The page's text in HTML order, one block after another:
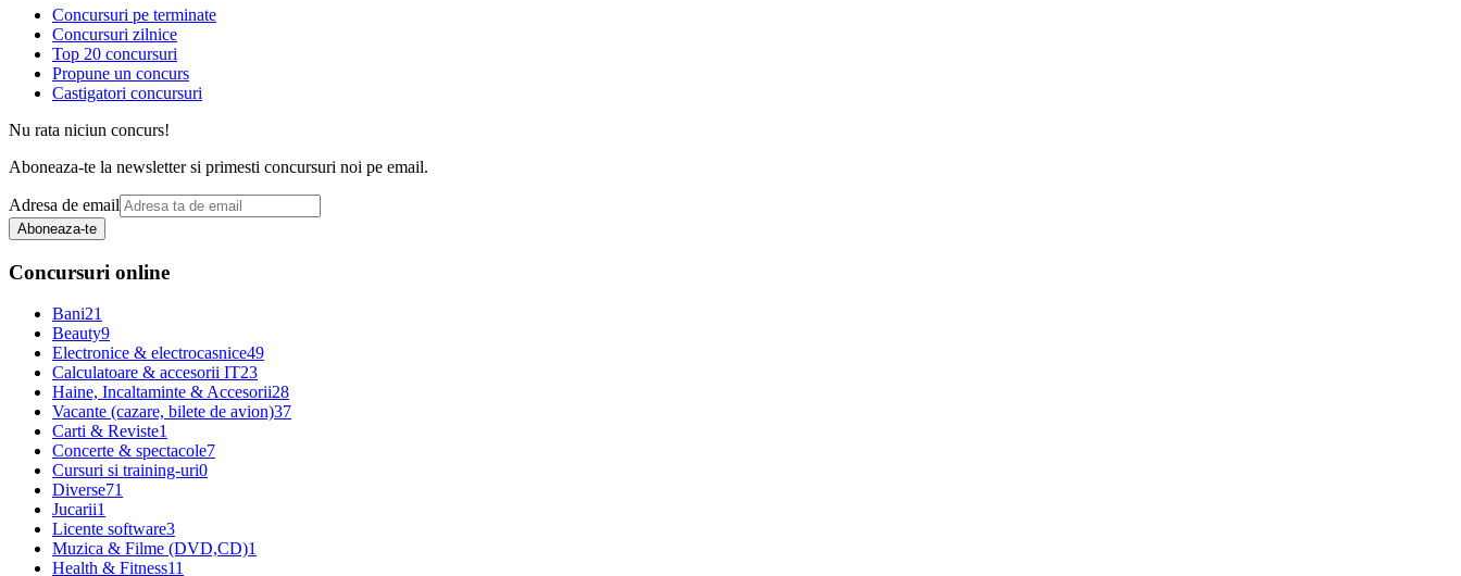
Concursuri pe terminate
Concursuri zilnice
Top 20 concursuri
Propune un concurs
Castigatori concursuri
Nu rata niciun concurs!
Aboneaza-te la newsletter si primesti concursuri noi pe email.
Adresa de email
Aboneaza-te
Concursuri online
Bani21
Beauty9
Electronice & electrocasnice49
Calculatoare & accesorii IT23
Haine, Incaltaminte & Accesorii28
Vacante (cazare, bilete de avion)37
Carti & Reviste1
Concerte & spectacole7
Cursuri si training-uri0
Diverse71
Jucarii1
Licente software3
Muzica & Filme (DVD,CD)1
Health & Fitness11